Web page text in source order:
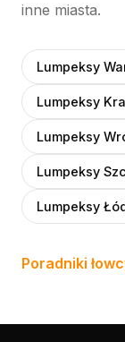
inne miasta.
Lumpeksy
Lumpeksy
Lumpeksy
Lumpeksy
Lumpeksy
Poradniki